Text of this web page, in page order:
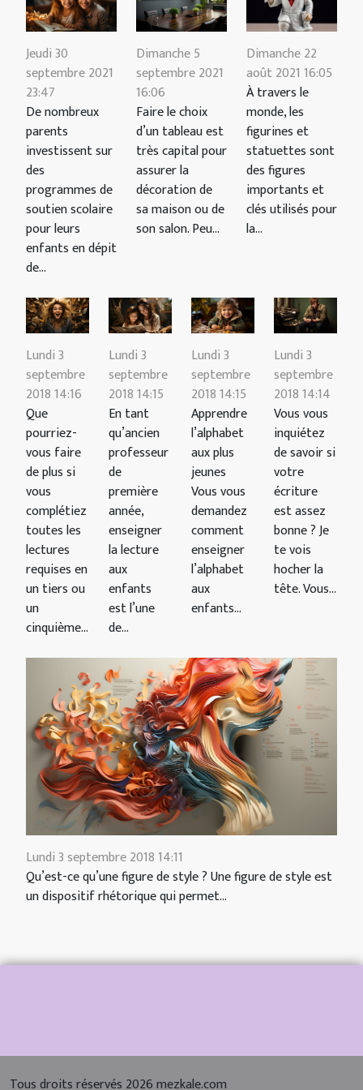
Jeudi 30
septembre 2021
23:47
De nombreux
parents
investissent sur
des
programmes de
soutien scolaire
pour leurs
enfants en dépit
de...
Dimanche 5
septembre 2021
16:06
Faire le choix
d’un tableau est
très capital pour
assurer la
décoration de
sa maison ou de
son salon. Peu...
Dimanche 22
août 2021 16:05
À travers le
monde, les
figurines et
statuettes sont
des figures
importants et
clés utilisés pour
la...
Lundi 3
septembre
2018 14:16
Que
pourriez-
vous faire
de plus si
vous
complétiez
toutes les
lectures
requises en
un tiers ou
un
cinquième...
Lundi 3
septembre
2018 14:15
En tant
qu’ancien
professeur
de
première
année,
enseigner
la lecture
aux
enfants
est l’une
de...
Lundi 3
septembre
2018 14:15
Apprendre
l’alphabet
aux plus
jeunes
Vous vous
demandez
comment
enseigner
l’alphabet
aux
enfants...
Lundi 3
septembre
2018 14:14
Vous vous
inquiétez
de savoir si
votre
écriture
est assez
bonne ? Je
te vois
hocher la
tête. Vous...
Lundi 3 septembre 2018 14:11
Qu’est-ce qu’une figure de style ? Une figure de style est
un dispositif rhétorique qui permet...
Tous droits réservés 2026 mezkale.com